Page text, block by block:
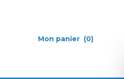
Mon panier (0)